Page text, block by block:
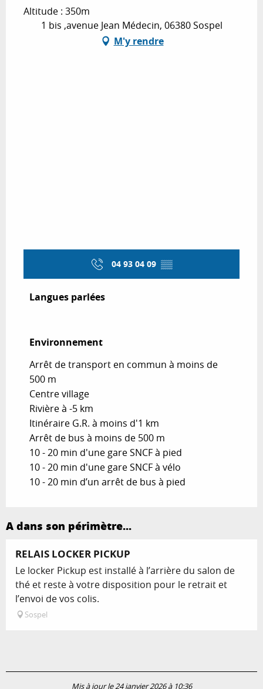
Altitude : 350m
1 bis ,avenue Jean Médecin, 06380 Sospel
M'y rendre
04 93 04 09 ▒▒
Langues parlées
Langues parlées
Environnement
Environnement
Arrêt de transport en commun à moins de
500 m
Centre village
Rivière à -5 km
Itinéraire G.R. à moins d'1 km
Arrêt de bus à moins de 500 m
10 - 20 min d'une gare SNCF à pied
10 - 20 min d'une gare SNCF à vélo
10 - 20 min d’un arrêt de bus à pied
A dans son périmètre...
RELAIS LOCKER PICKUP
Le locker Pickup est installé à l’arrière du salon de
thé et reste à votre disposition pour le retrait et
l’envoi de vos colis.
Sospel
Mis à jour le 24 janvier 2026 à 10:36